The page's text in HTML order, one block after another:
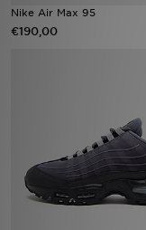
Nike Air Max 95
€190,00
Merken
Klantenservice